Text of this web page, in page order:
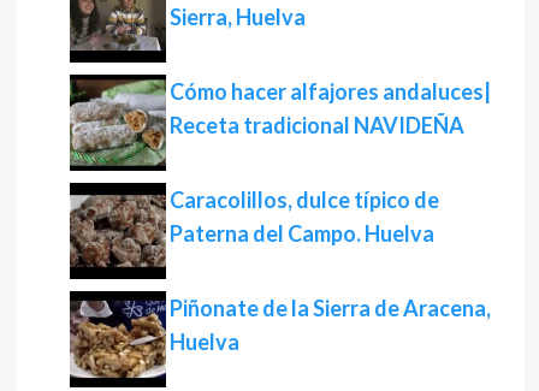
Sierra, Huelva
Cómo hacer alfajores andaluces|
Receta tradicional NAVIDEÑA
Caracolillos, dulce típico de
Paterna del Campo. Huelva
Piñonate de la Sierra de Aracena,
Huelva